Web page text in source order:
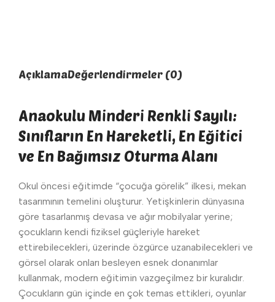
AçıklamaDeğerlendirmeler (0)
Anaokulu Minderi Renkli Sayılı:
Sınıfların En Hareketli, En Eğitici
ve En Bağımsız Oturma Alanı
Okul öncesi eğitimde “çocuğa görelik” ilkesi, mekan
tasarımının temelini oluşturur. Yetişkinlerin dünyasına
göre tasarlanmış devasa ve ağır mobilyalar yerine;
çocukların kendi fiziksel güçleriyle hareket
ettirebilecekleri, üzerinde özgürce uzanabilecekleri ve
görsel olarak onları besleyen esnek donanımlar
kullanmak, modern eğitimin vazgeçilmez bir kuralıdır.
Çocukların gün içinde en çok temas ettikleri, oyunlar